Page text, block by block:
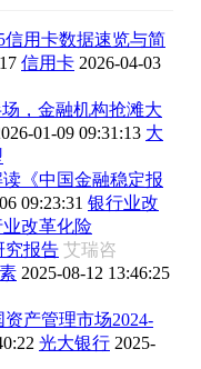
信用卡数据速览与简
信用卡 2026-04-03
，金融机构抢滩大
01-09 09:31:13 大
《中国金融稳定报
09:23:31 银行业改
改革化险
究报告 艾瑞咨
2025-08-12 13:46:25
产管理市场2024-
光大银行 2025-